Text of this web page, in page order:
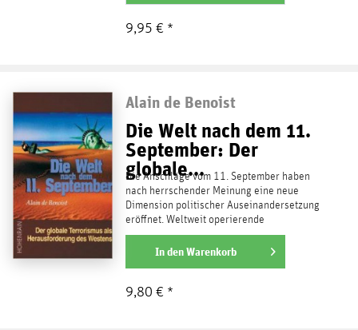
9,95 € *
Alain de Benoist
Die Welt nach dem 11.
September: Der
globale...
Die Anschläge vom 11. September haben
nach herrschender Meinung eine neue
Dimension politischer Auseinandersetzung
eröffnet. Weltweit operierende
Terrorgruppen sollen die...
weiterlesen
In denWarenkorb
9,80 € *